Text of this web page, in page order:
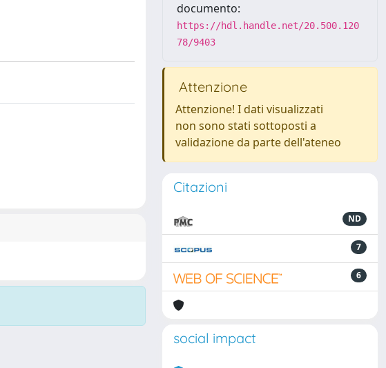
documento:
https://hdl.handle.net/20.500.120
78/9403
Attenzione
Attenzione! I dati visualizzati
non sono stati sottoposti a
validazione da parte dell'ateneo
Citazioni
ND
7
6
social impact